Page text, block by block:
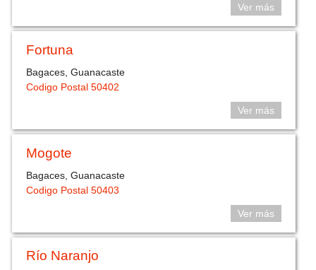
Ver más
Fortuna
Bagaces, Guanacaste
Codigo Postal 50402
Ver más
Mogote
Bagaces, Guanacaste
Codigo Postal 50403
Ver más
Río Naranjo